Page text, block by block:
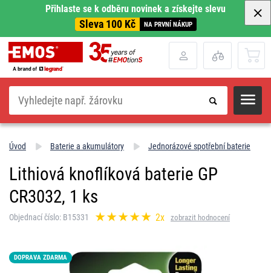
Přihlaste se k odběru novinek a získejte slevu
Sleva 100 Kč NA PRVNÍ NÁKUP
Hledat
Úvod Baterie a akumulátory Jednorázové spotřební baterie
Lithiová knoflíková baterie GP
CR3032, 1 ks
Objednací číslo: B15331 2x zobrazit hodnocení
DOPRAVA ZDARMA